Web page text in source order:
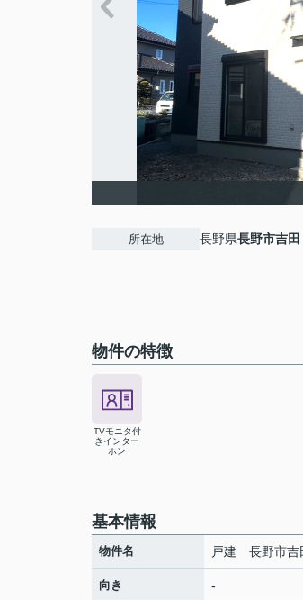
所在地 長野県長野市吉田
物件の特徴
TVモニタ付
きインター
ホン
基本情報
物件名 戸建 長野市吉
向き -